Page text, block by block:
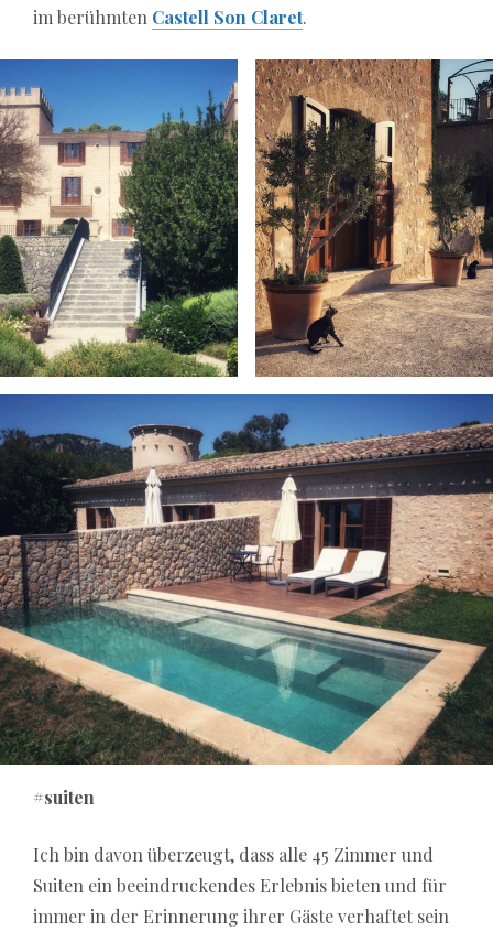
im berühmten Castell Son Claret.
#suiten
Ich bin davon überzeugt, dass alle 45 Zimmer und
Suiten ein beeindruckendes Erlebnis bieten und für
immer in der Erinnerung ihrer Gäste verhaftet sein